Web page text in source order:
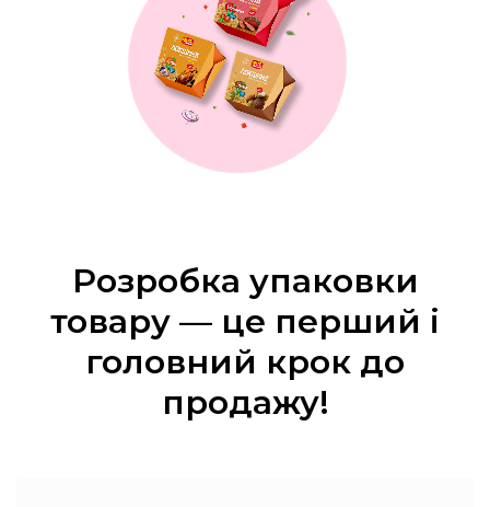
Розробка упаковки
товару — це перший і
головний крок до
продажу!